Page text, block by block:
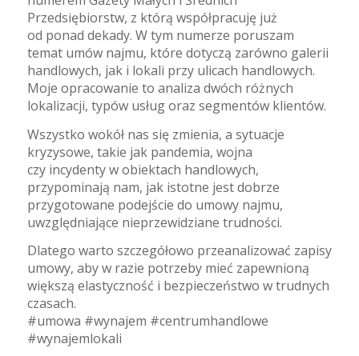
Przedsiębiorstw, z którą współpracuję już
od ponad dekady. W tym numerze poruszam
temat umów najmu, które dotyczą zarówno galerii
handlowych, jak i lokali przy ulicach handlowych.
Moje opracowanie to analiza dwóch różnych
lokalizacji, typów usług oraz segmentów klientów.
Wszystko wokół nas się zmienia, a sytuacje
kryzysowe, takie jak pandemia, wojna
czy incydenty w obiektach handlowych,
przypominają nam, jak istotne jest dobrze
przygotowane podejście do umowy najmu,
uwzględniające nieprzewidziane trudności.
Dlatego warto szczegółowo przeanalizować zapisy
umowy, aby w razie potrzeby mieć zapewnioną
większą elastyczność i bezpieczeństwo w trudnych
czasach.
#umowa #wynajem #centrumhandlowe
#wynajemlokali